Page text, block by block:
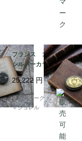
フランス ゴールドと
シルバーカラーのミラ
ー付きケース 6805
25,222 円
アンティークギャラリー
マジョレル